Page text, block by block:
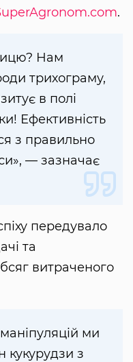
.
Нам
трихограму,
в полі
Ефективність
з правильно
— зазначає
передувало
та
витраченого
ми
кукурудзи з